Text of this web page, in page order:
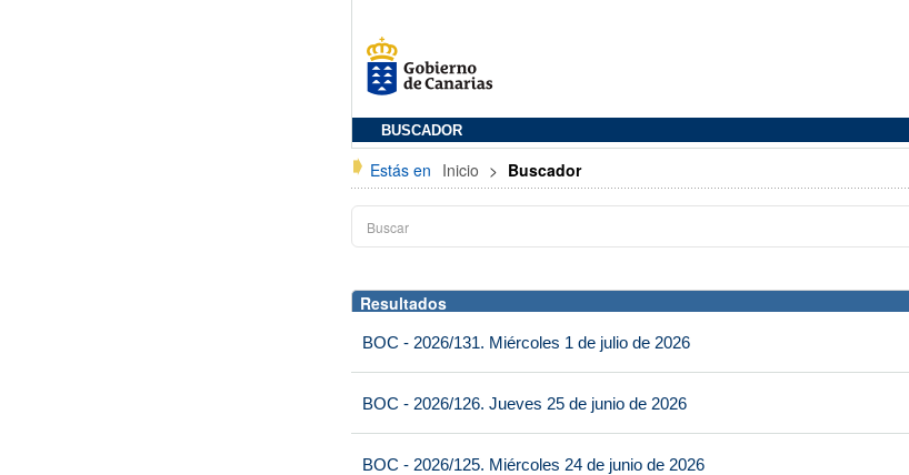
BUSCADOR
Estás en Inicio > Buscador
Resultados
BOC - 2026/131. Miércoles 1 de julio de 2026
BOC - 2026/126. Jueves 25 de junio de 2026
BOC - 2026/125. Miércoles 24 de junio de 2026